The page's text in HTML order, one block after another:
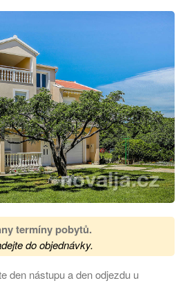
termíny pobytů.
do objednávky.
den nástupu a den odjezdu u